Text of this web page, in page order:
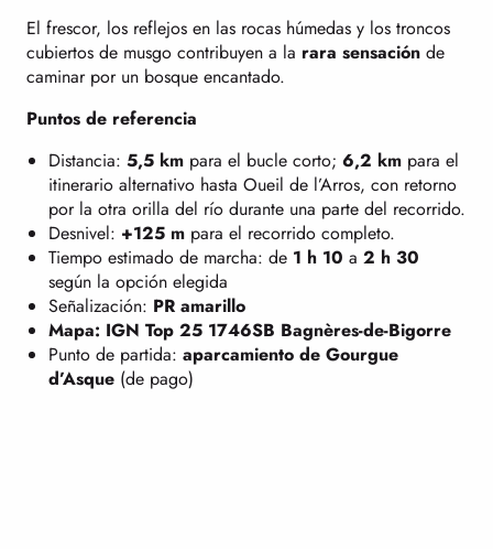
El frescor, los reflejos en las rocas húmedas y los troncos
cubiertos de musgo contribuyen a la rara sensación de
caminar por un bosque encantado.
Puntos de referencia
Distancia: 5,5 km para el bucle corto; 6,2 km para el
itinerario alternativo hasta Oueil de l’Arros, con retorno
por la otra orilla del río durante una parte del recorrido.
Desnivel: +125 m para el recorrido completo.
Tiempo estimado de marcha: de 1 h 10 a 2 h 30
según la opción elegida
Señalización: PR amarillo
Mapa: IGN Top 25 1746SB Bagnères-de-Bigorre
Punto de partida: aparcamiento de Gourgue
d’Asque (de pago)